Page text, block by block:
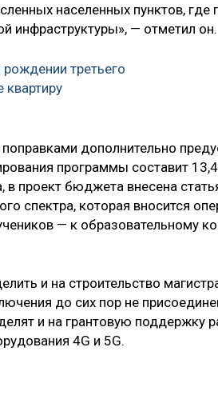
населенных пунктов,
инфраструктуры», — отметил он.
третьего
квартиру
дополнительно
программы составит
проект бюджета внесена
спектра, которая вносится
— к образовательному
и на строительство
до сих пор не
и на грантовую поддержку
4G и 5G.